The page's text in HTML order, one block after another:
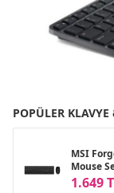
POPÜLER
MSI
Mouse
1.649